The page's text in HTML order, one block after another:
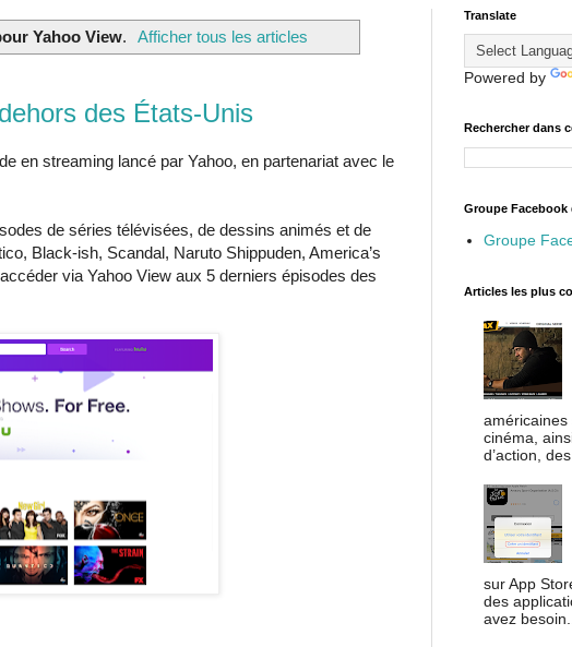
Yahoo View. Afficher tous les articles
des États-Unis
en streaming lancé par Yahoo, en partenariat avec le
de séries télévisées, de dessins animés et de
Black-ish, Scandal, Naruto Shippuden, America’s
via Yahoo View aux 5 derniers épisodes des
Translate
Powered by
Rechercher dans
Groupe Facebook
Groupe
Articles les plus
américaines
cinéma,
d’action,
sur App
des
avez besoin...